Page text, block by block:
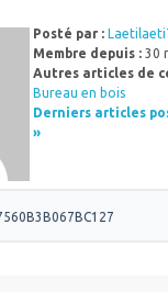
Posté par :
Membre depuis : 30
Autres articles de
Bureau en bois
Derniers articles
»